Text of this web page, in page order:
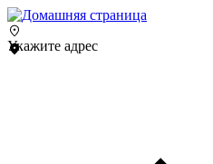
Укажите адрес